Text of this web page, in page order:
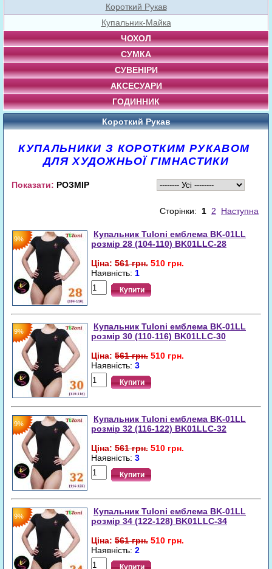
Короткий Рукав
Купальник-Майка
ЧОХОЛ
СУМКА
СУВЕНІРИ
АКСЕСУАРИ
ГОДИННИК
Короткий Рукав
КУПАЛЬНИКИ З КОРОТКИМ РУКАВОМ
ДЛЯ ХУДОЖНЬОЇ ГІМНАСТИКИ
Показати: РОЗМІР
Сторінки: 1 2 Наступна
9%
Купальник Tuloni емблема BK-01LL
розмір 28 (104-110) BK01LLC-28
Ціна: 561 грн. 510 грн.
Наявність: 1
Купити
9%
Купальник Tuloni емблема BK-01LL
розмір 30 (110-116) BK01LLC-30
Ціна: 561 грн. 510 грн.
Наявність: 3
Купити
9%
Купальник Tuloni емблема BK-01LL
розмір 32 (116-122) BK01LLC-32
Ціна: 561 грн. 510 грн.
Наявність: 3
Купити
9%
Купальник Tuloni емблема BK-01LL
розмір 34 (122-128) BK01LLC-34
Ціна: 561 грн. 510 грн.
Наявність: 2
Купити